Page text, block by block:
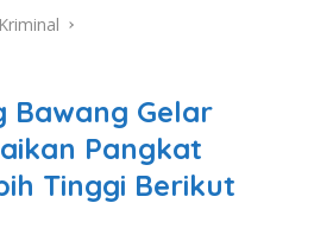
Bawang Gelar
Pangkat
Tinggi Berikut